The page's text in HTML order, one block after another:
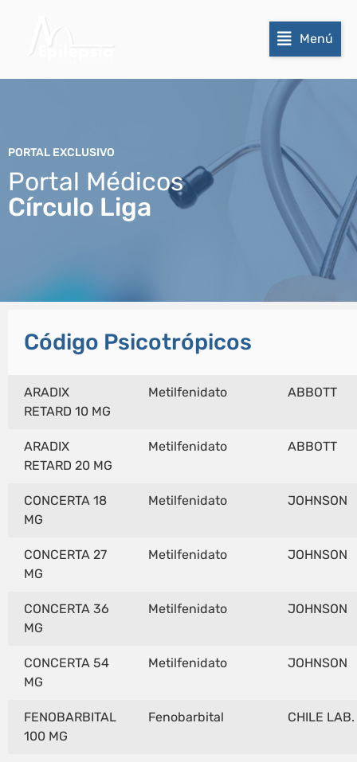
Menú
PORTAL EXCLUSIVO
Portal Médicos
Círculo Liga
Código Psicotrópicos
ARADIX
RETARD 10 MG
Metilfenidato ABBOTT
ARADIX
RETARD 20 MG
Metilfenidato ABBOTT
CONCERTA 18
MG
Metilfenidato JOHNSON
CONCERTA 27
MG
Metilfenidato JOHNSON
CONCERTA 36
MG
Metilfenidato JOHNSON
CONCERTA 54
MG
Metilfenidato JOHNSON
FENOBARBITAL
100 MG
Fenobarbital CHILE LAB.